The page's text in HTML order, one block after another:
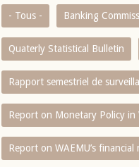
- Tous - Banking
Quaterly Statistical Bulletin
Rapport semestriel de
Report on Monetary Policy in
Report on WAEMU’s